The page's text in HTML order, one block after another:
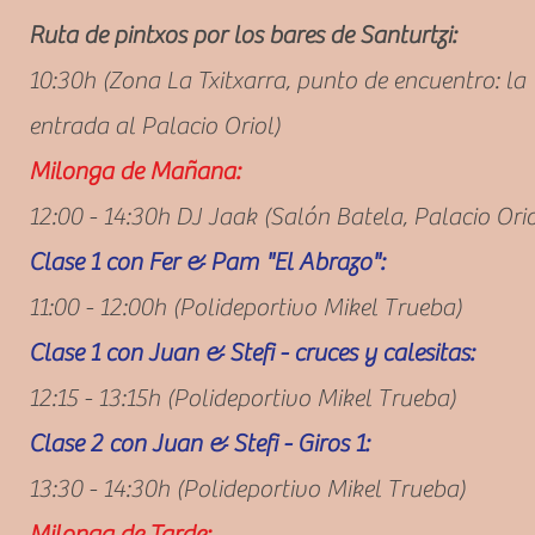
Ruta de pintxos por los bares de Santurtzi:
10:30h (Zona La Txitxarra, punto de encuentro: la
entrada al Palacio Oriol)
Milonga de Mañana:
12:00 - 14:30h DJ Jaak (Salón Batela, Palacio
Clase 1 con Fer & Pam "El Abrazo":
11:00 - 12:00h (Polideportivo Mikel Trueba)
Clase 1 con Juan & Stefi - cruces y calesitas:
12:15 - 13:15h (Polideportivo Mikel Trueba)
Clase 2 con Juan & Stefi - Giros 1:
13:30 - 14:30h (Polideportivo Mikel Trueba)